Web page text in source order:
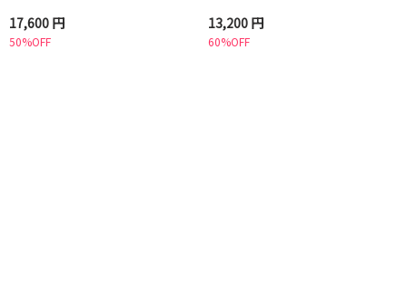
17,600 円
50%OFF
13,200 円
60%OFF